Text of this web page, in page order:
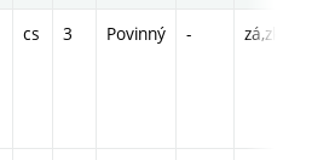
cs 3 Povinný - zá,zk